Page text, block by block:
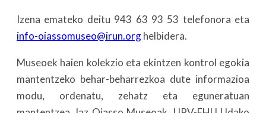
Izena emateko deitu 943 63 93 53 telefonora eta
info-oiassomuseo@irun.orghelbidera.
Museoek haien kolekzio eta ekintzen kontrol egokia
mantentzeko behar-beharrezkoa dute informazioa
modu, ordenatu, zehatz eta eguneratuan